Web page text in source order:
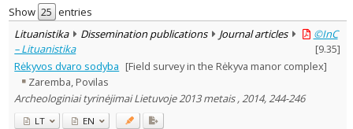
Document Type:
Journal articles 7
Subject area
Archaeology
Text language
Country of publication
Historical periods
Show
entries
Lituanistika
Dissemination publications Journal articles
©InC
– Lituanistika
[9.35]
Rėkyvos dvaro sodyba [Field survey in the Rėkyva manor complex]
Zaremba, Povilas
Archeologiniai tyrinėjimai Lietuvoje 2013 metais , 2014, 244-246
LT EN